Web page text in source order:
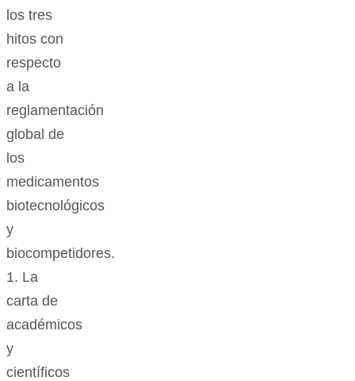
los tres
hitos con
respecto
a la
reglamentación
global de
los
medicamentos
biotecnológicos
y
biocompetidores.
1. La
carta de
académicos
y
científicos